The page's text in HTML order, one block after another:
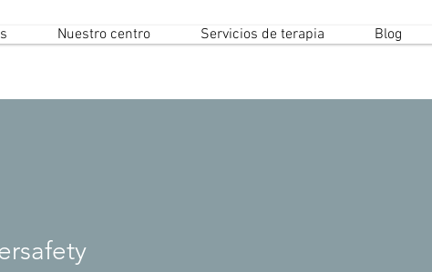
Nuestro centro Servicios de terapia Blog